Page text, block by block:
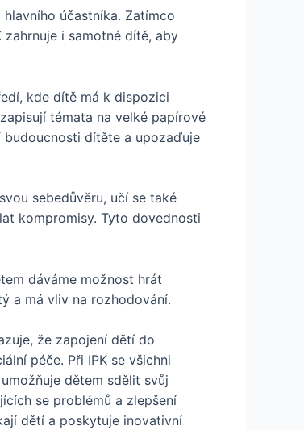
účastníka. Zatímco
i samotné dítě, aby
kde dítě má k dispozici
témata na velké papírové
budoucnosti dítěte a upozaďuje
sebedůvěru, učí se také
kompromisy. Tyto dovednosti
dáváme možnost hrát
a má vliv na rozhodování.
že zapojení dětí do
péče. Při IPK se všichni
dětem sdělit svůj
se problémů a zlepšení
dětí a poskytuje inovativní